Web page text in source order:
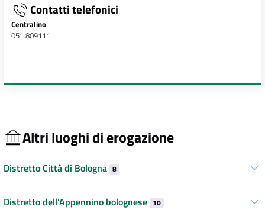
Contatti telefonici
Centralino
051 809111
Altri luoghi di erogazione
Distretto Città di Bologna 8
Distretto dell’Appennino bolognese 10